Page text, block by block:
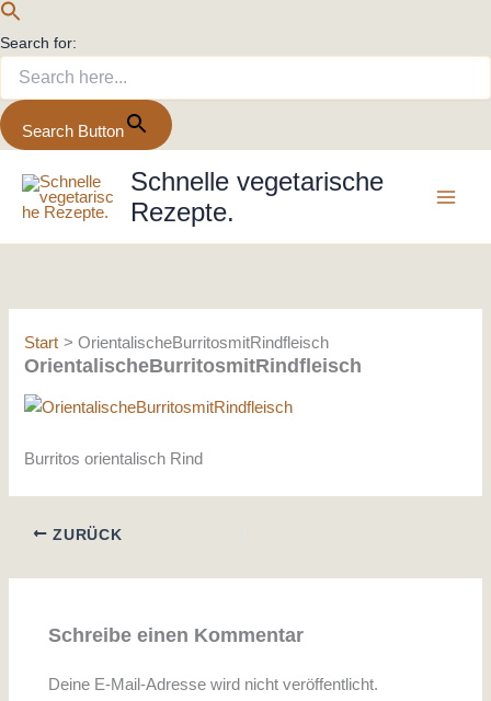
Search for:
Search Button
Inhalt
springen
Schnelle vegetarische
Rezepte.
Start OrientalischeBurritosmitRindfleisch
OrientalischeBurritosmitRindfleisch
Burritos orientalisch Rind
ZURÜCK
Schreibe einen Kommentar
Deine E-Mail-Adresse wird nicht veröffentlicht.